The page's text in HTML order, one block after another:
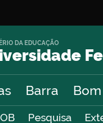
DA EDUCAÇÃO
Barra
Pesquisa